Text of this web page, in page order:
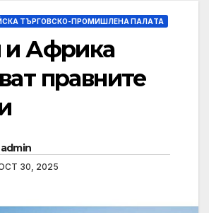
ТЪРГОВСКО-ПРОМИШЛЕНА ПАЛAТА
и Африка
правните
admin
30, 2025